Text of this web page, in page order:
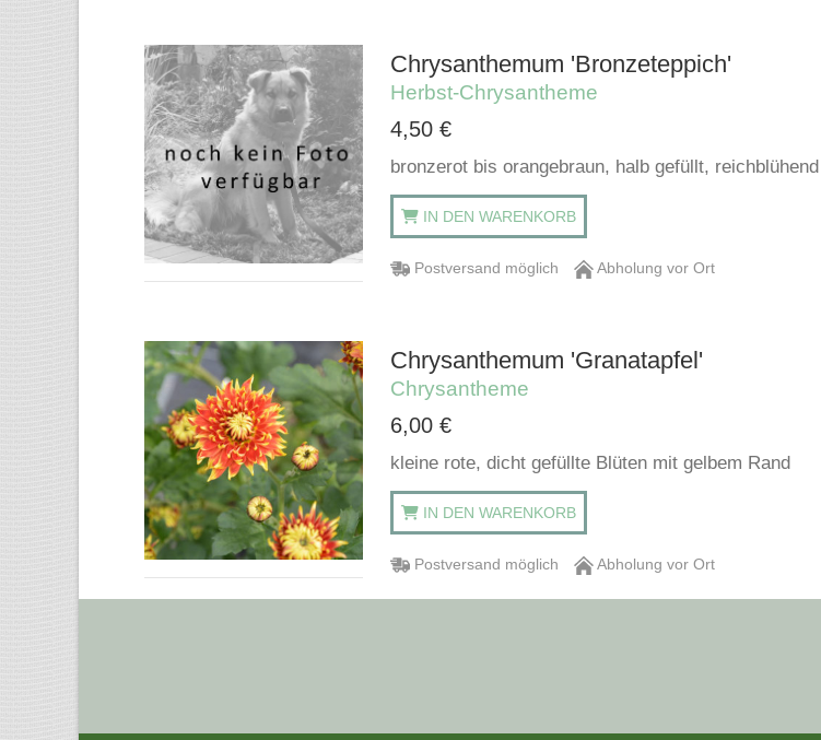
Chrysanthemum 'Bronzeteppich'
Herbst-Chrysantheme
4,50 €
bronzerot bis orangebraun, halb gefüllt, reichblühend
IN DEN WARENKORB
Postversand möglich Abholung vor Ort
Chrysanthemum 'Granatapfel'
Chrysantheme
6,00 €
kleine rote, dicht gefüllte Blüten mit gelbem Rand
IN DEN WARENKORB
Postversand möglich Abholung vor Ort